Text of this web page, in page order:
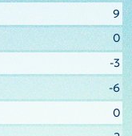
9
0
-3
-6
0